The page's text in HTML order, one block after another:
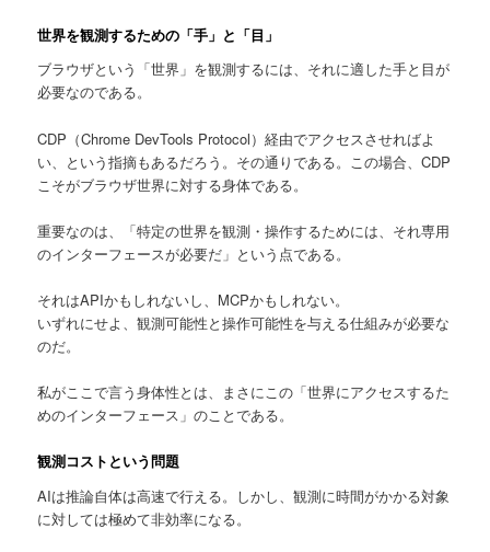
世界を観測するための「手」と「目」
ブラウザという「世界」を観測するには、それに適した手と目が
必要なのである。
CDP（Chrome DevTools Protocol）経由でアクセスさせればよ
い、という指摘もあるだろう。その通りである。この場合、CDP
こそがブラウザ世界に対する身体である。
重要なのは、「特定の世界を観測・操作するためには、それ専用
のインターフェースが必要だ」という点である。
それはAPIかもしれないし、MCPかもしれない。
いずれにせよ、観測可能性と操作可能性を与える仕組みが必要な
のだ。
私がここで言う身体性とは、まさにこの「世界にアクセスするた
めのインターフェース」のことである。
観測コストという問題
AIは推論自体は高速で行える。しかし、観測に時間がかかる対象
に対しては極めて非効率になる。